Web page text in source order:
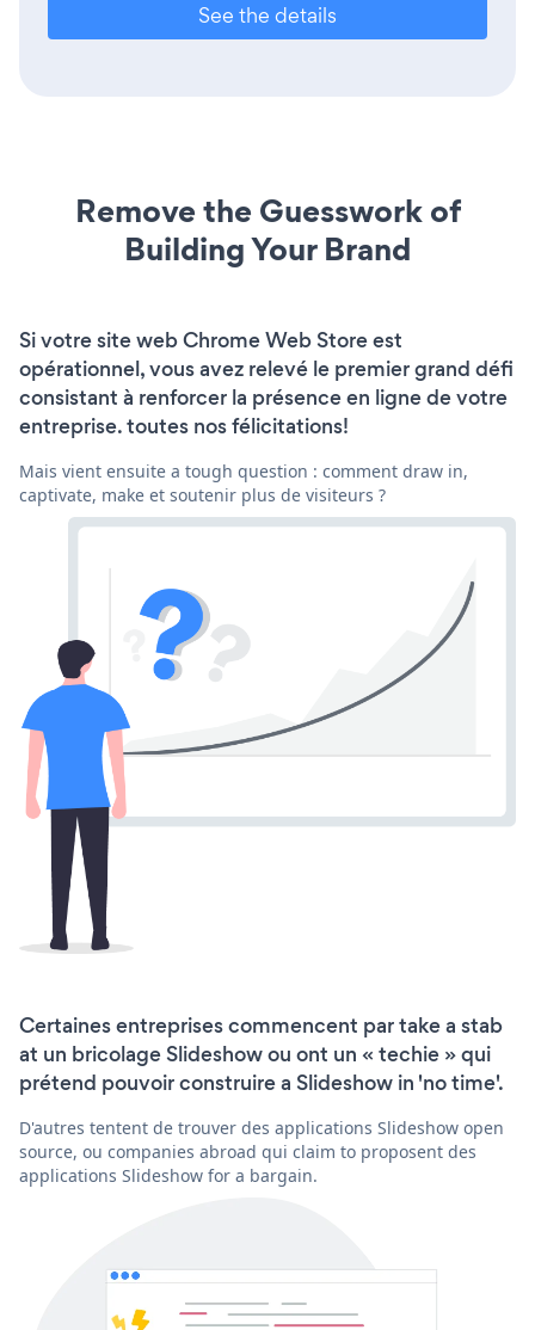
See the details
Remove the Guesswork of
Building Your Brand
Si votre site web Chrome Web Store est
opérationnel, vous avez relevé le premier grand défi
consistant à renforcer la présence en ligne de votre
entreprise. toutes nos félicitations!
Mais vient ensuite a tough question : comment draw in,
captivate, make et soutenir plus de visiteurs ?
Certaines entreprises commencent par take a stab
at un bricolage Slideshow ou ont un « techie » qui
prétend pouvoir construire a Slideshow in 'no time'.
D'autres tentent de trouver des applications Slideshow open
source, ou companies abroad qui claim to proposent des
applications Slideshow for a bargain.